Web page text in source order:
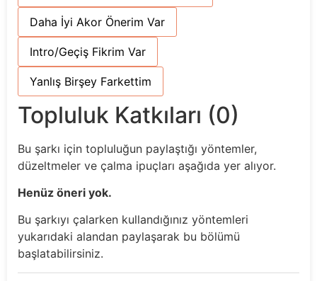
Daha İyi Akor Önerim Var
Intro/Geçiş Fikrim Var
Yanlış Birşey Farkettim
Topluluk Katkıları (0)
Bu şarkı için topluluğun paylaştığı yöntemler,
düzeltmeler ve çalma ipuçları aşağıda yer alıyor.
Henüz öneri yok.
Bu şarkıyı çalarken kullandığınız yöntemleri
yukarıdaki alandan paylaşarak bu bölümü
başlatabilirsiniz.